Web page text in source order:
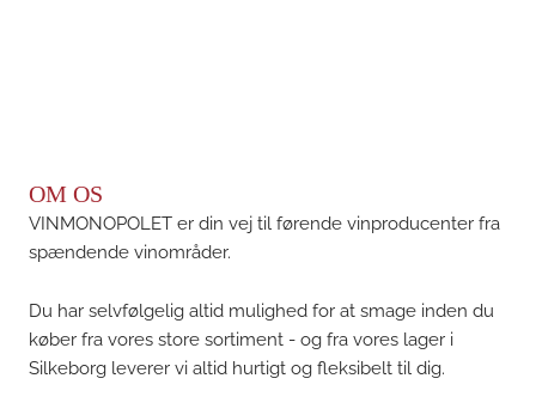
OM OS
VINMONOPOLET er din vej til førende vinproducenter fra
spændende vinområder.
Du har selvfølgelig altid mulighed for at smage inden du
køber fra vores store sortiment - og fra vores lager i
Silkeborg leverer vi altid hurtigt og fleksibelt til dig.